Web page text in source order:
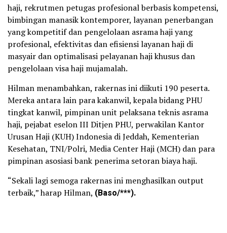
haji, rekrutmen petugas profesional berbasis kompetensi,
bimbingan manasik kontemporer, layanan penerbangan
yang kompetitif dan pengelolaan asrama haji yang
profesional, efektivitas dan efisiensi layanan haji di
masyair dan optimalisasi pelayanan haji khusus dan
pengelolaan visa haji mujamalah.
Hilman menambahkan, rakernas ini diikuti 190 peserta.
Mereka antara lain para kakanwil, kepala bidang PHU
tingkat kanwil, pimpinan unit pelaksana teknis asrama
haji, pejabat eselon III Ditjen PHU, perwakilan Kantor
Urusan Haji (KUH) Indonesia di Jeddah, Kementerian
Kesehatan, TNI/Polri, Media Center Haji (MCH) dan para
pimpinan asosiasi bank penerima setoran biaya haji.
“Sekali lagi semoga rakernas ini menghasilkan output
terbaik,” harap Hilman, (Baso/***).